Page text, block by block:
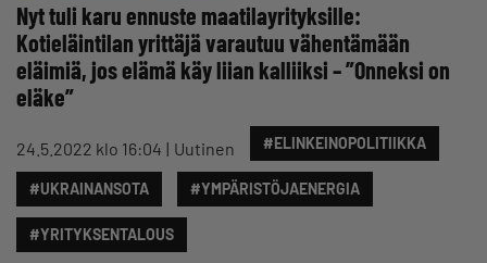
Nyt tuli karu ennuste maatilayrityksille:
Kotieläintilan yrittäjä varautuu vähentämään
eläimiä, jos elämä käy liian kalliiksi – ”Onneksi on
eläke”
24.5.2022 klo 16:04 Uutinen #ELINKEINOPOLITIIKKA
#UKRAINANSOTA #YMPÄRISTÖJAENERGIA
#YRITYKSENTALOUS